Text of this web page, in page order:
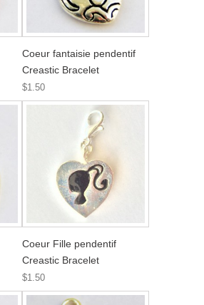
Coeur fantaisie pendentif
Creastic Bracelet
$1.50
Coeur Fille pendentif
Creastic Bracelet
$1.50